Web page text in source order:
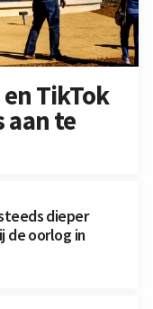
TikTok
aan te
dieper
de oorlog in